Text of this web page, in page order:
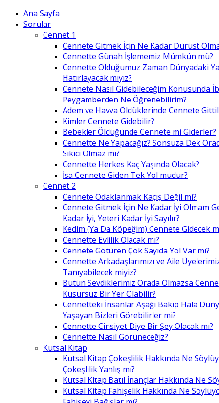
Ana Sayfa
Sorular
Cennet 1
Cennete Gitmek İçin Ne Kadar Dürüst
Cennette Günah İşlememiz Mümkün mü?
Cennette Olduğumuz Zaman Dünyadaki
Hatırlayacak mıyız?
Cennete Nasıl Gidebileceğim Konusunda
Peygamberden Ne Öğrenebilirim?
Adem ve Havva Öldüklerinde Cennete
Kimler Cennete Gidebilir?
Bebekler Öldüğünde Cennete mi Giderler?
Cennette Ne Yapacağız? Sonsuza Dek
Sıkıcı Olmaz mı?
Cennette Herkes Kaç Yaşında Olacak?
İsa Cennete Giden Tek Yol mudur?
Cennet 2
Cennete Odaklanmak Kaçış Değil mi?
Cennete Gitmek İçin Ne Kadar İyi Olmam
Kadar İyi, Yeteri Kadar İyi Sayılır?
Kedim (Ya Da Köpeğim) Cennete Gidecek
Cennette Evlilik Olacak mı?
Cennete Götüren Çok Sayıda Yol Var mı?
Cennette Arkadaşlarımızı ve Aile
Tanıyabilecek miyiz?
Bütün Sevdiklerimiz Orada Olmazsa
Kusursuz Bir Yer Olabilir?
Cennetteki İnsanlar Aşağı Bakıp Hala
Yaşayan Bizleri Görebilirler mi?
Cennette Cinsiyet Diye Bir Şey Olacak mı?
Cennette Nasıl Görüneceğiz?
Kutsal Kitap
Kutsal Kitap Çokeşlilik Hakkında Ne
Çokeşlilik Yanlış mı?
Kutsal Kitap Batıl İnançlar Hakkında Ne
Kutsal Kitap Fahişelik Hakkında Ne